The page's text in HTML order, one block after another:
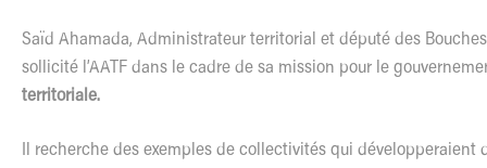
Saïd Ahamada, Administrateur territorial et député des
sollicité l’AATF dans le cadre de sa mission pour le
territoriale.
Il recherche des exemples de collectivités qui développeraient